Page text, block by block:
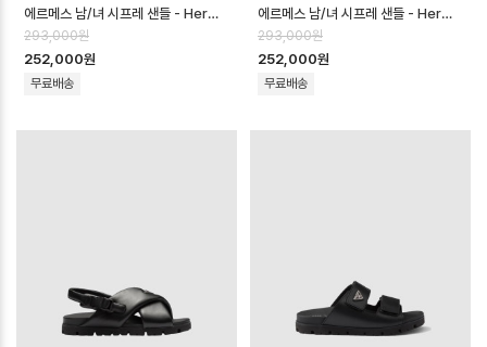
에르메스 남/녀 시프레 샌들 - Hermes Unisex Chypre Sandal - he…
293,000원
252,000원
무료배송
에르메스 남/녀 시프레 샌들 - Hermes Unisex Chypre Sandal - he…
293,000원
252,000원
무료배송